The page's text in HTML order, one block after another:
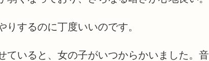
するのに丁度いいのです。
ていると、女の子がいつからかいました。音